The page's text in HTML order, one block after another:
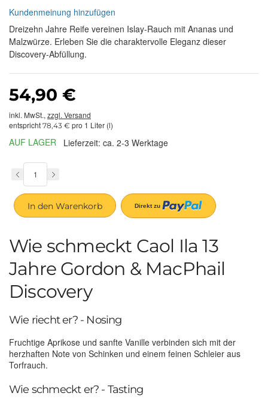
Kundenmeinung hinzufügen
Dreizehn Jahre Reife vereinen Islay-Rauch mit Ananas und
Malzwürze. Erleben Sie die charaktervolle Eleganz dieser
Discovery-Abfüllung.
54,90 €
inkl. MwSt., zzgl. Versand
entspricht 78,43 € pro 1 Liter (l)
AUF LAGER Lieferzeit: ca. 2-3 Werktage
In den Warenkorb
Wie schmeckt Caol Ila 13
Jahre Gordon & MacPhail
Discovery
Wie riecht er? - Nosing
Fruchtige Aprikose und sanfte Vanille verbinden sich mit der
herzhaften Note von Schinken und einem feinen Schleier aus
Torfrauch.
Wie schmeckt er? - Tasting